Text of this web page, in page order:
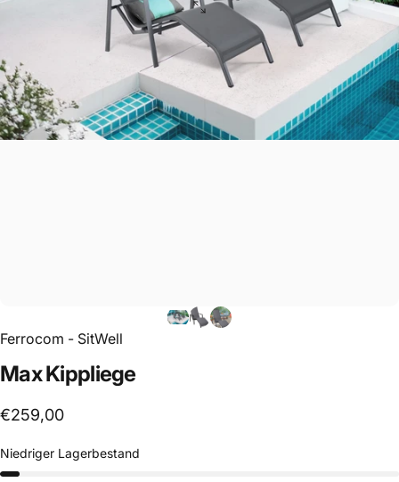
Ferrocom - SitWell
MaxKippliege
€259,00
Niedriger Lagerbestand